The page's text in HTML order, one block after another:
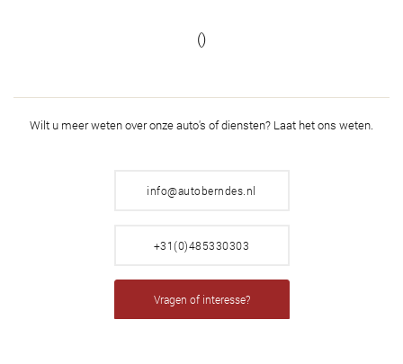
()
Wilt u meer weten over onze auto's of diensten? Laat het ons weten.
info@autoberndes.nl
+31(0)485330303
Vragen of interesse?